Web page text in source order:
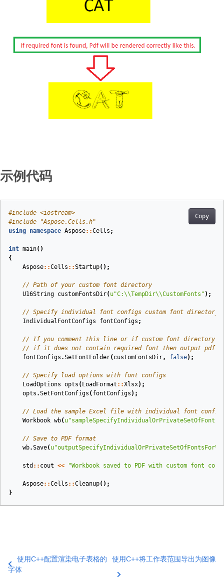
示例代码
Copy
#include <iostream>
#include
"Aspose.Cells.h"
using namespace Aspose::Cells ;
int main()
{
Aspose::Cells ::Startup();
// Path of your custom font directory
U16String customFontsDir( u"C:\\TempDir\\CustomFonts" ) ;
// Specify individual font configs custom font directory
IndividualFontConfigs
fontConfigs ;
// If you comment this line or if custom font directory
// if it does not contain required font then output pdf
fontConfigs .SetFontFolder( customFontsDir, false);
// Specify load options with font configs
LoadOptions opts ( LoadFormat ::Xlsx) ;
opts .SetFontConfigs ( fontConfigs );
// Load the sample Excel file with individual font
Workbook wb( u
// Save to PDF format
wb.Save( u
std :: cout << "Workbook saved to PDF with custom font
Aspose::Cells ::Cleanup();
}
使用C++配置渲染电子表格的
字体
使用C++将工作表范围导出为图像